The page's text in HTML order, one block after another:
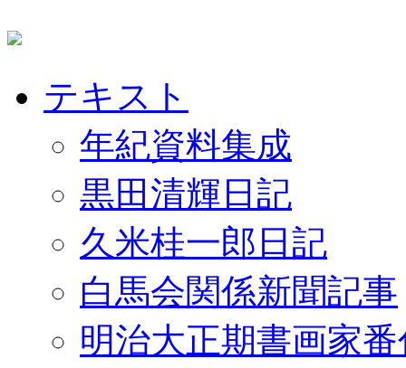
テキスト
年紀資料集成
黒田清輝日記
久米桂一郎日記
白馬会関係新聞記事
明治大正期書画家